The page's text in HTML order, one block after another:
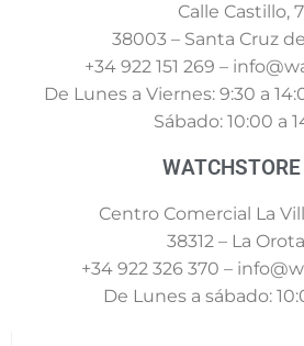
Calle Castillo,
38003 – Santa Cruz
+34 922 151 269 –
De Lunes a Viernes: 9:30 a
Sábado: 10:00 a
Centro Comercial La
38312 – La
+34 922 326 370 –
De Lunes a sábado: